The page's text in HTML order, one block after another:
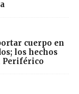
cuerpo en
los hechos
Periférico